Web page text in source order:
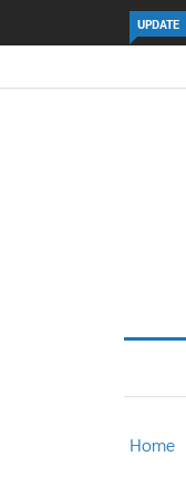
UPDATE
เกล้า ช่วยเหยื่อเหตุ รร. เท
Home